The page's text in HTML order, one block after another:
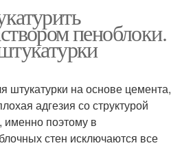
пеноблоки.
штукатурки на основе цемента,
адгезия со структурой
именно поэтому в
стен исключаются все